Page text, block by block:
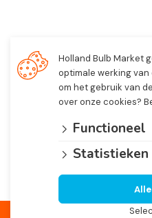
© 2026 Holland Bulb
Holland Bulb Market
optimale werking
om het gebruik van
over onze cookies?
Functioneel
Statistieken